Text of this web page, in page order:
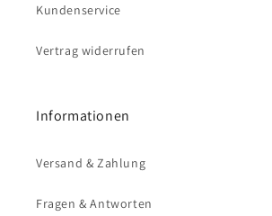
Kundenservice
Vertrag widerrufen
Informationen
Versand & Zahlung
Fragen & Antworten